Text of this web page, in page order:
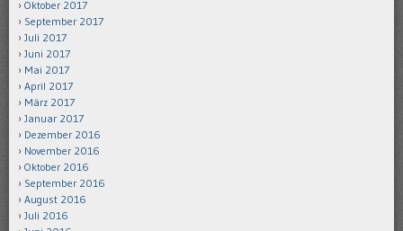
Oktober 2017
September 2017
Juli 2017
Juni 2017
Mai 2017
April 2017
März 2017
Januar 2017
Dezember 2016
November 2016
Oktober 2016
September 2016
August 2016
Juli 2016